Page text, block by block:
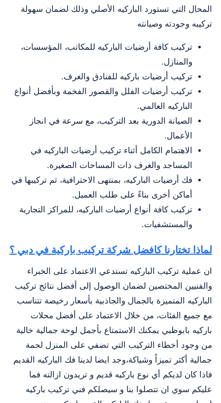
المحال التي تستورد الباركيه الأصلي وذلك لضمان سهولة
تركيبه وجودته وصيانته
تركيب كافة أرضيات الباركيه للمكاتب، المؤسسات،
والمنازل.
تركيب أرضيات باركيه للفنادق والغرف.
تركيب أرضيات الفلل والقصور الفخمة وبأفضل أنواع
الباركيه العالمي.
الصيانة الدورية بعد التركيب، مع سرعة في انجاز
الأعمال.
الاهتمام الكامل أثناء تركيب أرضيات الباركيه في
المساجد والغرف ذات المساحات الصغيرة.
فك أرضيات الباركيه، بمنتهى الاحترافية، ثم تركيبها في
أماكن أخرى بناءً على طلب العميل.
تركيب كافة أنواع أرضيات الباركيه، للمراكز التجارية
والمستشفيات.
لماذا تختارنا كافضل شركة تركيب باركية في دبي ؟
ان عملية تركيب الباركيه تستدعي الاعتماد على الخبراء
والفنيين المختصين لضمان الوصول إلى أفضل نتائج تركيب
الباركيه المتميزة بالجمال والجاذبية بأسعار رخيصة تتناسب
مع جميع الفئات، من خلال الاعتماد على أفضل محلات
باركيه بابوظبي يمكنك الاستمتاع بأجمل لوحة جمالية خالية
من وجود أخطاء التركيب التي تضفي على المنزل لحمة
جمالية أكثر تميزاً وشياكة،وجد ايضا لدينا فك الباركيه القديم
فاذا كان لديكم أي نوع باركيه قديم و تريدون ازالته فما
عليكم سوي ان تتصلوا بنا و سيصلكم فني تركيب باركيه